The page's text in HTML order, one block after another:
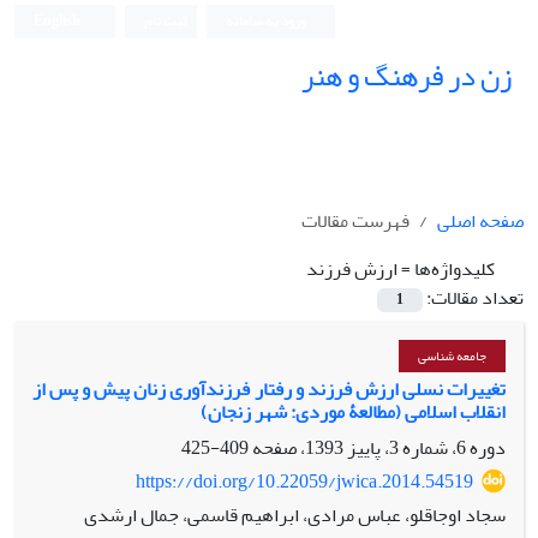
زن در فرهنگ و هنر
صفحه اصلی
فهرست مقالات
کلیدواژه‌ها =ارزش فرزند
تعداد مقالات:
1
جامعه شناسی
تغییرات نسلی ارزش فرزند و رفتار فرزندآوری زنان پیش و پس از
انقلاب اسلامی (مطالعۀ موردی: شهر زنجان)
دوره 6، شماره 3، پاییز 1393، صفحه
409-425
https://doi.org/10.22059/jwica.2014.54519
سجاد اوجاقلو، عباس مرادی، ابراهیم قاسمی، جمال ارشدی